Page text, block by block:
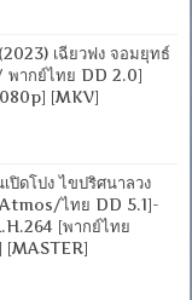
เฉียวฟง จอมยุทธ์
พากย์ไทย DD 2.0]
[MKV]
ดโปง ไขปริศนาลวง
ไทย DD 5.1]-
[พากย์ไทย
[MASTER]